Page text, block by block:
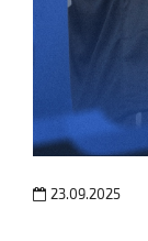
23.09.2025